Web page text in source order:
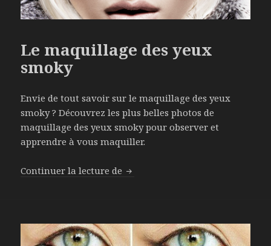
Le maquillage des yeux
smoky
Envie de tout savoir sur le maquillage des yeux
smoky ? Découvrez les plus belles photos de
maquillage des yeux smoky pour observer et
apprendre à vous maquiller.
Continuer la lecture de Le maquillage des yeux smoky